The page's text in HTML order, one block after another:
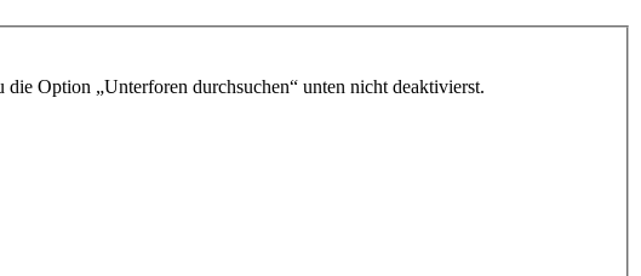
Option „Unterforen durchsuchen“ unten nicht deaktivierst.